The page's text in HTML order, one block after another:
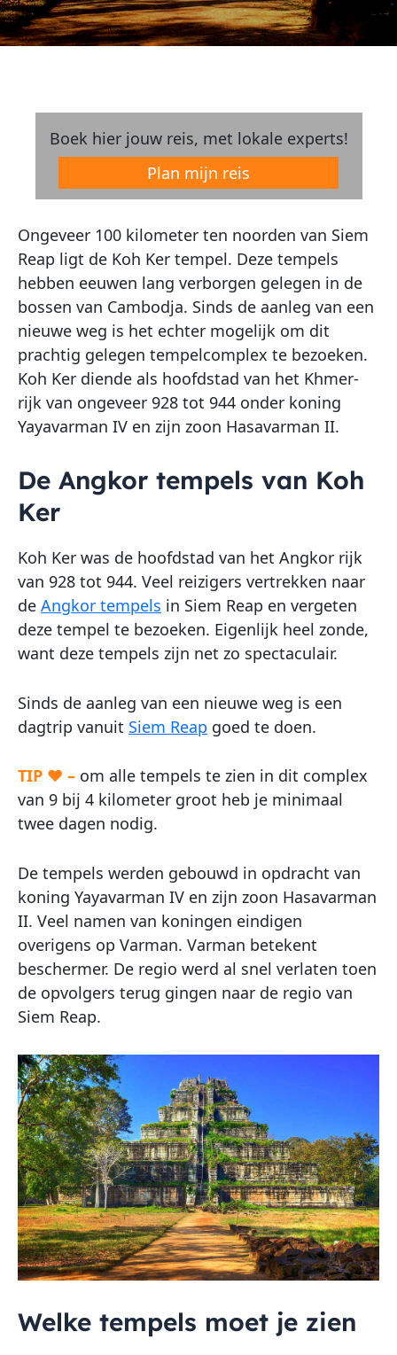
Boek hier jouw reis, met lokale experts!
Plan mijn reis
Ongeveer 100 kilometer ten noorden van Siem
Reap ligt de Koh Ker tempel. Deze tempels
hebben eeuwen lang verborgen gelegen in de
bossen van Cambodja. Sinds de aanleg van een
nieuwe weg is het echter mogelijk om dit
prachtig gelegen tempelcomplex te bezoeken.
Koh Ker diende als hoofdstad van het Khmer-
rijk van ongeveer 928 tot 944 onder koning
Yayavarman IV en zijn zoon Hasavarman II.
De Angkor tempels van Koh
Ker
Koh Ker was de hoofdstad van het Angkor rijk
van 928 tot 944. Veel reizigers vertrekken naar
de Angkor tempels in Siem Reap en vergeten
deze tempel te bezoeken. Eigenlijk heel zonde,
want deze tempels zijn net zo spectaculair.
Sinds de aanleg van een nieuwe weg is een
dagtrip vanuit Siem Reap goed te doen.
TIP ♥ – om alle tempels te zien in dit complex
van 9 bij 4 kilometer groot heb je minimaal
twee dagen nodig.
De tempels werden gebouwd in opdracht van
koning Yayavarman IV en zijn zoon Hasavarman
II. Veel namen van koningen eindigen
overigens op Varman. Varman betekent
beschermer. De regio werd al snel verlaten toen
de opvolgers terug gingen naar de regio van
Siem Reap.
Welke tempels moet je zien